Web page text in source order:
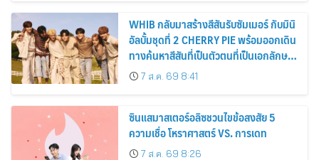
WHIB กลับมาสร้างสีสันรับซัมเมอร์ กับมินิ
อัลบั้มชุดที่ 2 CHERRY PIE พร้อมออกเดิน
ทางค้นหาสีสันที่เป็นตัวตนที่เป็นเอกลักษณ์
ของตัวเอง
7 ส.ค. 69 8:41
ซินแสมาสเตอร์อลิซชวนไขข้อสงสัย 5
ความเชื่อ โหราศาสตร์ VS. การเดท
7 ส.ค. 69 8:26